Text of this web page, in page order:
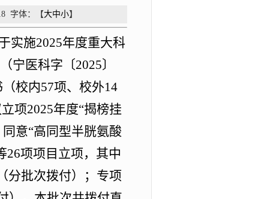
字体：【大中小】
实施2025年度重大科
宁医科字〔2025〕
（校内57项、校外14
项2025年度“揭榜挂
意“高同型半胱氨酸
26项项目立项，其中
分批次拨付）；专项